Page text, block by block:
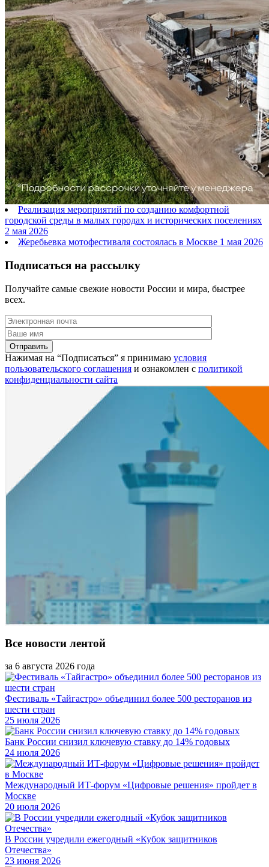
Реализация мероприятий по созданию комфортной
городской среды в малых городах и исторических поселениях
2 мая 2026
Жеребьевка мотофестиваля состоялась в Москве 1 мая 2026
Подписаться на рассылку
Получайте самые свежие новости России и мира, быстрее
всех.
Нажимая на “Подписаться” я принимаю условия
пользовательского соглашения и ознакомлен с политикой
конфиденциальности сайта
Все новости лентой
за 6 августа 2026 года
Фестиваль «Тайгастро» объединил более 500 ресторанов из
шести стран
25 июля 2026
Банк России снизил ключевую ставку до 14% годовых
24 июля 2026
Международный ИТ-форум «Цифровые решения» пройдет в
Москве
20 июля 2026
В России учредили ежегодный «Кубок защитников
Отечества»
23 июня 2026